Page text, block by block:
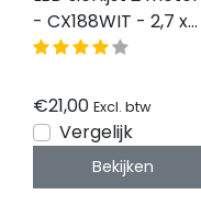
- CX188WIT - 2,7 x
2,7 CM
€21,00 Excl. btw
Vergelijk
Bekijken